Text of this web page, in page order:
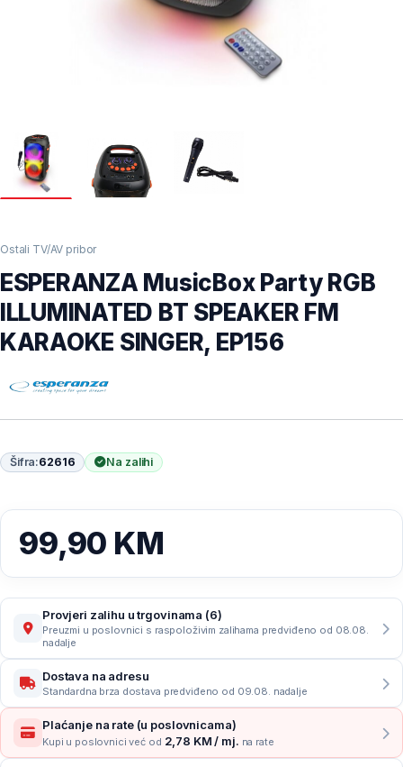
Ostali TV/AV pribor
ESPERANZA MusicBox Party RGB
ILLUMINATED BT SPEAKER FM
KARAOKE SINGER, EP156
Šifra:62616 Na zalihi
99,90 KM
Provjeri zalihu u trgovinama (6)
Preuzmi u poslovnici s raspoloživim zalihama predviđeno od 08.08.
nadalje
Dostava na adresu
Standardna brza dostava predviđeno od 09.08. nadalje
Plaćanje na rate (u poslovnicama)
Kupi u poslovnici već od 2,78 KM / mj. na rate